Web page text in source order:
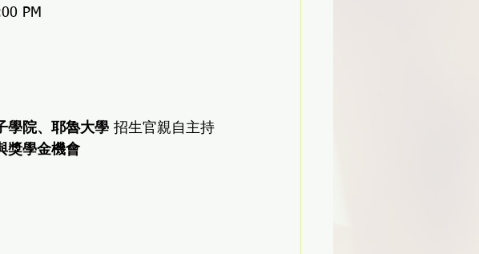
PM
學院、耶魯大學 招生官親自主持
獎學金機會